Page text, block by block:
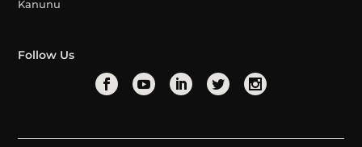
Kanunu
Follow Us